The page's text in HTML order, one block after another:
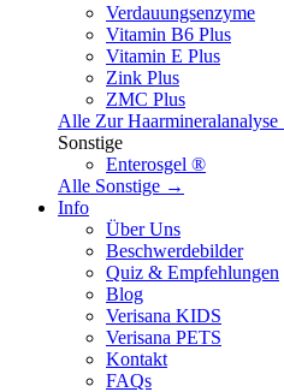
Verdauungsenzyme
Vitamin B6 Plus
Vitamin E Plus
Zink Plus
ZMC Plus
Alle Zur
Sonstige
Enterosgel ®
Alle Sonstige →
Info
Über Uns
Beschwerdebilder
Quiz & Empfehlungen
Blog
Verisana KIDS
Verisana PETS
Kontakt
FAQs